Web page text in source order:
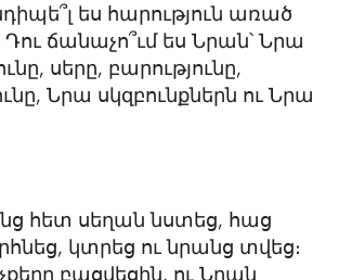
ես հարություն առած
ճանաչո՞ւմ ես Նրան՝ Նրա
սերը, բարությունը,
Նրա սկզբունքներն ու Նրա
հետ սեղան նստեց, հաց
կտրեց ու նրանց տվեց։
բացվեցին, ու Նրան